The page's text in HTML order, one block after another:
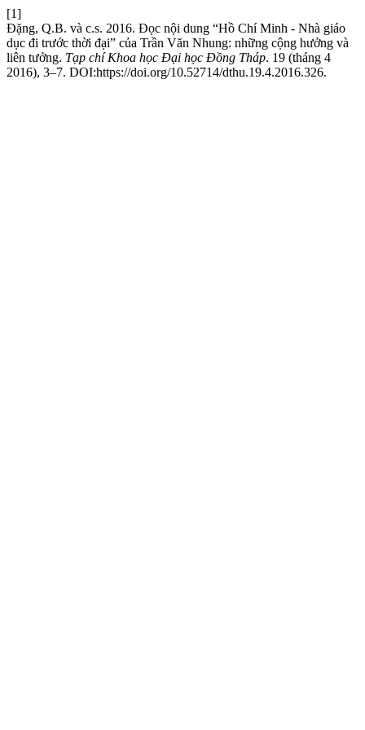
[1]
Đặng, Q.B. và c.s. 2016. Đọc nội dung “Hồ Chí Minh - Nhà giáo
dục đi trước thời đại” của Trần Văn Nhung: những cộng hưởng và
liên tưởng. Tạp chí Khoa học Đại học Đồng Tháp. 19 (tháng 4
2016), 3–7. DOI:https://doi.org/10.52714/dthu.19.4.2016.326.